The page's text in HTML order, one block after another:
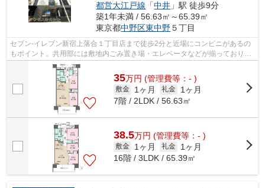
都営大江戸線 「中井 」駅 徒歩9分
築1年未満 / 56.63㎡～65.39㎡
東京都中野区東中野５丁目
セブン-イレブン新宿上落合１丁目店まで徒歩2分と近場にコンビニがあるの
もポイント。共用部には敷地内ごみ置き場・エレベータなどが揃っており、
とても充実しています。こちらはマン...
35万円 (管理費等：- )
敷金 1ヶ月 礼金
1ヶ月
7階 / 2LDK / 56.63㎡
38.5万円 (管理費等：- )
敷金 1ヶ月 礼金
1ヶ月
16階 / 3LDK / 65.39㎡